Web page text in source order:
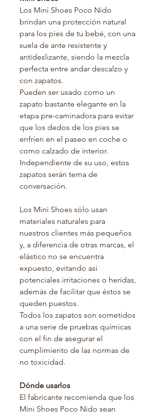
Los Mini Shoes Poco Nido
brindan una protección natural
para los pies de tu bebé, con una
suela de ante resistente y
antideslizante, siendo la mezcla
perfecta entre andar descalzo y
con zapatos.
Pueden ser usado como un
zapato bastante elegante en la
etapa pre-caminadora para evitar
que los dedos de los pies se
enfríen en el paseo en coche o
como calzado de interior.
Independiente de su uso, estos
zapatos serán tema de
conversación.
Los Mini Shoes sólo usan
materiales naturales para
nuestros clientes más pequeños
y, a diferencia de otras marcas, el
elástico no se encuentra
expuesto, evitando así
potenciales irritaciones o heridas,
además de facilitar que éstos se
queden puestos.
Todos los zapatos son sometidos
a una serie de pruebas químicas
con el fin de asegurar el
cumplimiento de las normas de
no toxicidad.
Dónde usarlos
El fabricante recomienda que los
Mini Shoes Poco Nido sean